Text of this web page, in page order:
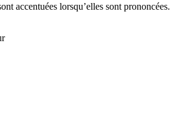
accentuées lorsqu’elles sont prononcées.